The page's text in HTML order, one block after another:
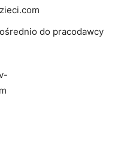
do pracodawcy